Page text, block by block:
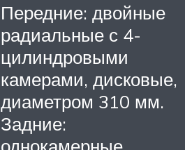
Передние: двойные
радиальные с 4-
цилиндровыми
камерами, дисковые,
диаметром 310 мм.
Задние:
однокамерные